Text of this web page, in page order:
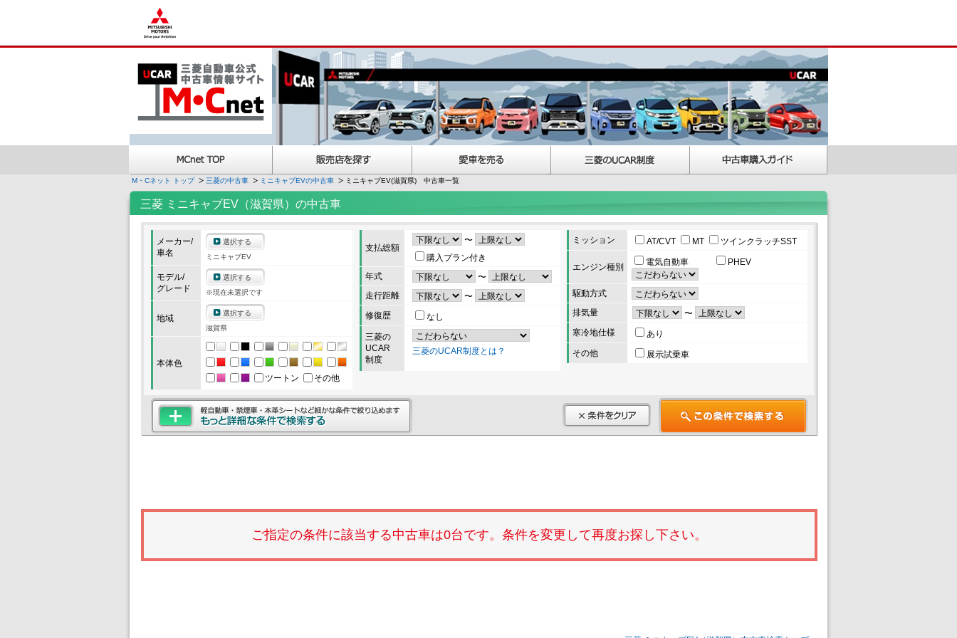
M・Cネット トップ 三菱の中古車 ミニキャブEVの中古車 ミニキャブEV(滋賀県) 中古車一覧
三菱 ミニキャブEV（滋賀県）の中古車
メーカー/
車名
選択する
ミニキャブEV
モデル/
グレード
選択する
※現在未選択です
地域
選択する
滋賀県
本体色
ツートン
その他
支払総額
〜
購入プラン付き
年式
〜
走行距離
〜
修復歴
なし
三菱の
UCAR
制度
三菱のUCAR制度とは？
ミッション AT/CVT MT ツインクラッチSST
エンジン種別 電気自動車 PHEV
駆動方式
排気量
〜
寒冷地仕様
あり
その他
展示試乗車
ご指定の条件に該当する中古車は0台です。条件を変更して再度お探し下さい。